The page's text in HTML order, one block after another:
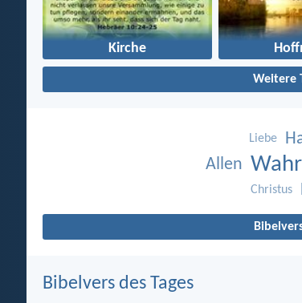
Kirche
Weitere
Liebe
Allen
Christus
Bibelvers des Tages